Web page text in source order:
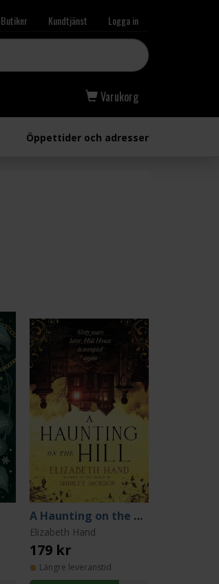
Butiker Kundtjänst Logga in
Varukorg
Öppettider och adresser
A Haunting on the Hill
Elizabeth Hand
179 kr
Längre leveranstid